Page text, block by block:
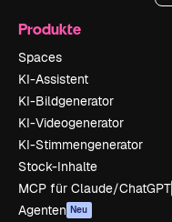
Produkte
Spaces
KI-Assistent
KI-Bildgenerator
KI-Videogenerator
KI-Stimmengenerator
Stock-Inhalte
MCP für Claude/ChatGPT
Agenten Neu